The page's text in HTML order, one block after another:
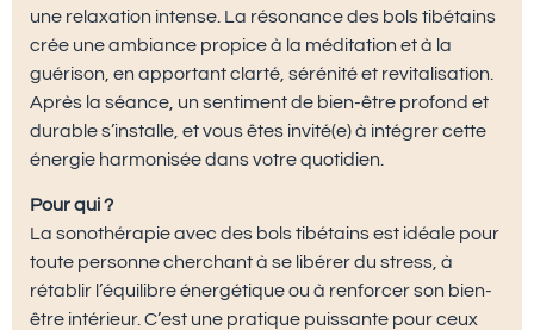
une relaxation intense. La résonance des bols tibétains
crée une ambiance propice à la méditation et à la
guérison, en apportant clarté, sérénité et revitalisation.
Après la séance, un sentiment de bien-être profond et
durable s’installe, et vous êtes invité(e) à intégrer cette
énergie harmonisée dans votre quotidien.
Pour qui ?
La sonothérapie avec des bols tibétains est idéale pour
toute personne cherchant à se libérer du stress, à
rétablir l’équilibre énergétique ou à renforcer son bien-
être intérieur. C’est une pratique puissante pour ceux